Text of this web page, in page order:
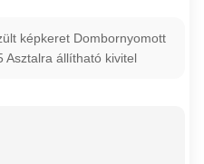
képkeret Dombornyomott
Asztalra állítható kivitel